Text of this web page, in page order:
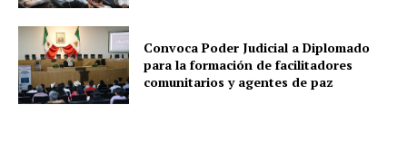
Convoca Poder Judicial a Diplomado
para la formación de facilitadores
comunitarios y agentes de paz